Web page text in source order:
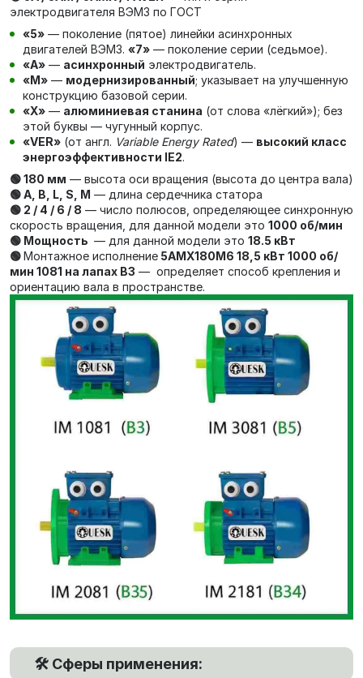
электродвигателя ВЭМЗ по ГОСТ
«5» — поколение (пятое) линейки асинхронных
двигателей ВЭМЗ. «7» — поколение серии (седьмое).
«А» — асинхронный электродвигатель.
«М» — модернизированный; указывает на улучшенную
конструкцию базовой серии.
«Х» — алюминиевая станина (от слова «лёгкий»); без
этой буквы — чугунный корпус.
«VER» (от англ. Variable Energy Rated) — высокий класс
энергоэффективности IE2.
🟢 180 мм — высота оси вращения (высота до центра вала)
🟢 А, В, L, S, М — длина сердечника статора
🟢 2 / 4 / 6 / 8 — число полюсов, определяющее синхронную
скорость вращения, для данной модели это 1000 об/мин
🟢 Мощность — для данной модели это 18.5 кВт
🟢Монтажное исполнение 5АМХ180M6 18,5 кВт 1000 об/
мин 1081 на лапах В3 — определяет способ крепления и
ориентацию вала в пространстве.
🛠 Сферы применения: